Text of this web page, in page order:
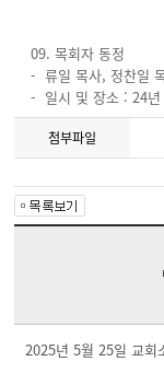
09. 목회자 동정
- 류일 목사, 정찬일
- 일시 및 장소 : 24년
첨부파일
2025년 5월 25일 교회